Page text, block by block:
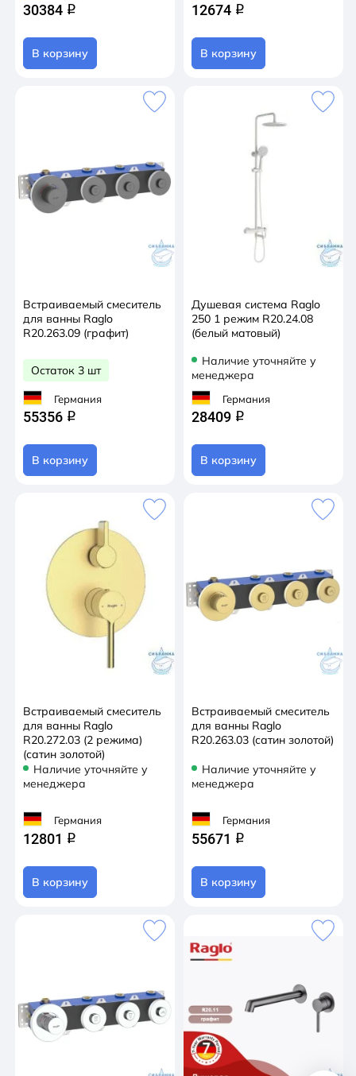
30384 q
В корзину
12674 q
В корзину
Встраиваемый смеситель
для ванны Raglo
R20.263.09 (графит)
Остаток 3 шт
Германия
55356 q
В корзину
Душевая система Raglo
250 1 режим R20.24.08
(белый матовый)
Наличие уточняйте у
менеджера
Германия
28409 q
В корзину
Встраиваемый смеситель
для ванны Raglo
R20.272.03 (2 режима)
(сатин золотой)
Наличие уточняйте у
менеджера
Германия
12801 q
В корзину
Встраиваемый смеситель
для ванны Raglo
R20.263.03 (сатин золотой)
Наличие уточняйте у
менеджера
Германия
55671 q
В корзину